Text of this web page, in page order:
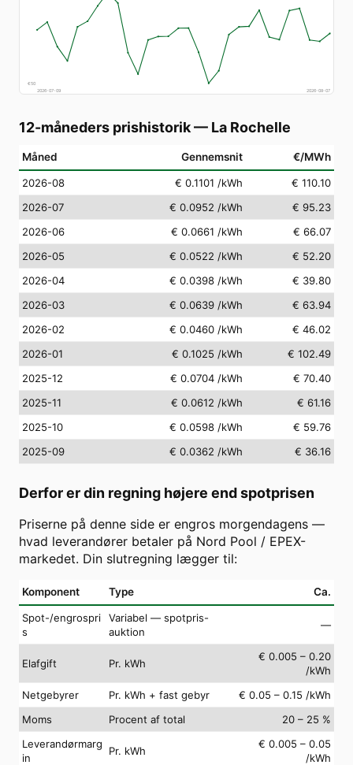
€50
2026-07-09
2026-08-07
12-måneders prishistorik— La Rochelle
Måned Gennemsnit €/MWh
2026-08 € 0.1101 /kWh
€ 110.10
2026-07
€ 0.0952 /kWh
€ 95.23
2026-06
€ 0.0661 /kWh
€ 66.07
2026-05
€ 0.0522 /kWh
€ 52.20
2026-04
€ 0.0398 /kWh
€ 39.80
2026-03
€ 0.0639 /kWh
€ 63.94
2026-02
€ 0.0460 /kWh
€ 46.02
2026-01
€ 0.1025 /kWh
€ 102.49
2025-12
€ 0.0704 /kWh
€ 70.40
2025-11
€ 0.0612 /kWh
€ 61.16
2025-10
€ 0.0598 /kWh
€ 59.76
2025-09
€ 0.0362 /kWh € 36.16
Derfor er din regning højere end spotprisen
Priserne på denne side er engros morgendagens —
hvad leverandører betaler på Nord Pool / EPEX-
markedet. Din slutregning lægger til:
Komponent Type Ca.
Spot-/engrospri
s
Variabel — spotpris-
auktion
—
Elafgift Pr. kWh
€ 0.005 – 0.20
/kWh
Netgebyrer
Pr. kWh + fast gebyr
€ 0.05 – 0.15 /kWh
Moms
Procent af total
20 – 25 %
Leverandørmarg
in
Pr. kWh
€ 0.005 – 0.05
/kWh